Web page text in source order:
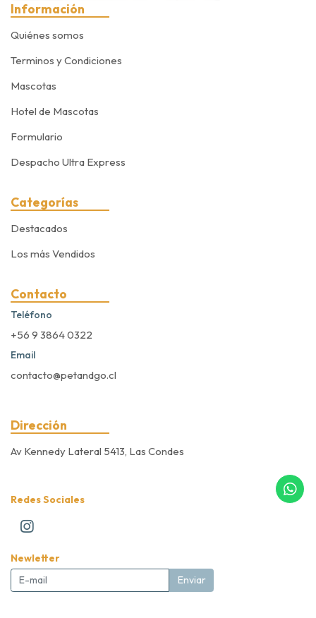
Información
Quiénes somos
Terminos y Condiciones
Mascotas
Hotel de Mascotas
Formulario
Despacho Ultra Express
Categorías
Destacados
Los más Vendidos
Contacto
Teléfono
+56 9 3864 0322
Email
contacto@petandgo.cl
Dirección
Av Kennedy Lateral 5413, Las Condes
Redes Sociales
Newletter
Enviar